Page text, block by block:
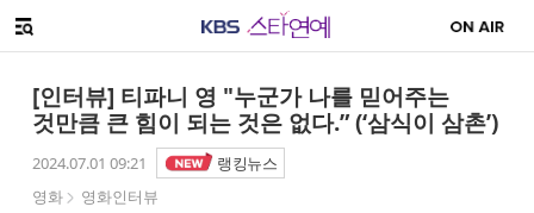
메뉴 열기
[인터뷰] 티파니 영 "누군가 나를 믿어주는
것만큼 큰 힘이 되는 것은 없다.” (‘삼식이 삼촌’)
2024.07.01 09:21
랭킹뉴스
영화
영화인터뷰
페이스북
트위터
네이버
URL복사
글씨 작게보기
글씨 크게보기
해시태그